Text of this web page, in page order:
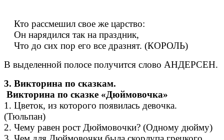
Кто рассмешил свое же царство:
Он нарядился так на праздник,
Что до сих пор его все дразнят. (КОРОЛЬ)
В выделенной полосе получится слово АНДЕРСЕН.
3. Викторина по сказкам.
Викторина по сказке «Дюймовочка»
1. Цветок, из которого появилась девочка.
(Тюльпан)
2. Чему равен рост Дюймовочки? (Одному дюйму)